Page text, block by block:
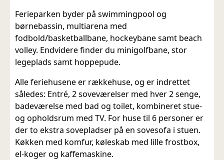
Ferieparken byder på swimmingpool og
børnebassin, multiarena med
fodbold/basketballbane, hockeybane samt beach
volley. Endvidere finder du minigolfbane, stor
legeplads samt hoppepude.
Alle feriehusene er rækkehuse, og er indrettet
således: Entré, 2 soveværelser med hver 2 senge,
badeværelse med bad og toilet, kombineret stue-
og opholdsrum med TV. For huse til 6 personer er
der to ekstra sovepladser på en sovesofa i stuen.
Køkken med komfur, køleskab med lille frostbox,
el-koger og kaffemaskine.